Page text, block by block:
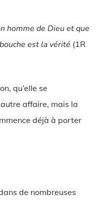
homme de Dieu et que
est la vérité (1R
qu’elle se
autre affaire, mais la
déjà à porter
de nombreuses